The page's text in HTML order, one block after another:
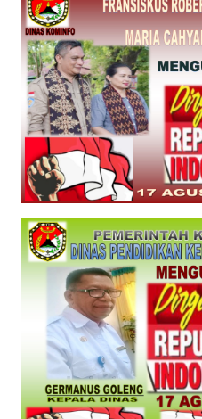
SIBER
REDAKSI
KARIR
DISCLAIMER
Wahana
News
Regional
SUMUT
WN
JAKARTA
WN